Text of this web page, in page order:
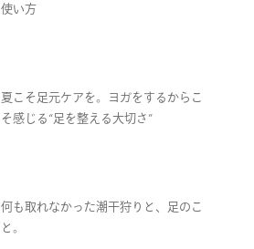
使い方
夏こそ足元ケアを。ヨガをするからこ
そ感じる“足を整える大切さ”
何も取れなかった潮干狩りと、足のこ
と。